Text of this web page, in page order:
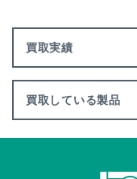
買取実績
買取している製品